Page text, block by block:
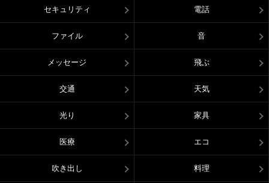
セキュリティ 電話
ファイル 音
メッセージ 飛ぶ
交通 天気
光り 家具
医療 エコ
吹き出し 料理